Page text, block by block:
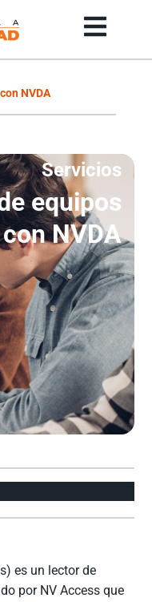
NVDA
Servicios
equipos
con NVDA
es un lector de
por NV Access que